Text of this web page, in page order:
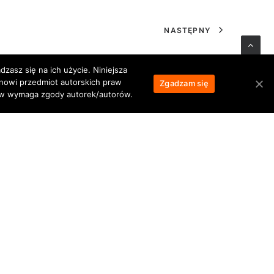
NASTĘPNY
się na ich użycie. Niniejsza
przedmiot autorskich praw
wymaga zgody autorek/autorów.
Zgadzam się